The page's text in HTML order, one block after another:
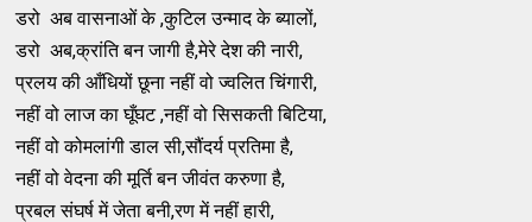
डरो अब वासनाओं के ,कुटिल उन्माद के ब्यालों,
डरो अब,क्रांति बन जागी है,मेरे देश की नारी,
प्रलय की आँधियों छूना नहीं वो ज्वलित चिंगारी,
नहीं वो लाज का घूँघट ,नहीं वो सिसकती बिटिया,
नहीं वो कोमलांगी डाल सी,सौंदर्य प्रतिमा है,
नहीं वो वेदना की मूर्ति बन जीवंत करुणा है,
प्रबल संघर्ष में जेता बनी,रण में नहीं हारी,